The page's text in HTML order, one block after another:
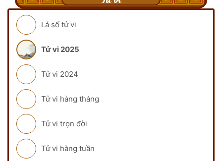
Lá số tử vi
Tử vi 2025
Tử vi 2024
Tử vi hàng tháng
Tử vi trọn đời
Tử vi hàng tuần